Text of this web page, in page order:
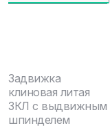
Задвижка
клиновая литая
ЗКЛ с выдвижным
шпинделем